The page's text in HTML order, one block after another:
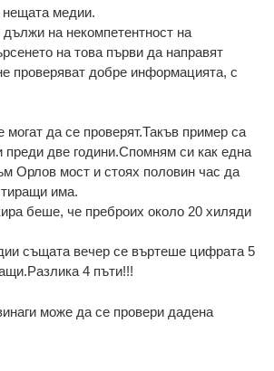
нещата медии.
на некомпетентност на
на това първи да направят
проверяват добре информацията, с
да се проверят.Такъв пример са
преди две години.Спомням си как една
Орлов мост и стоях половин час да
има.
беше, че преброих около 20 хиляди
същата вечер се въртеше цифрата 5
4 пъти!!!
може да се провери дадена